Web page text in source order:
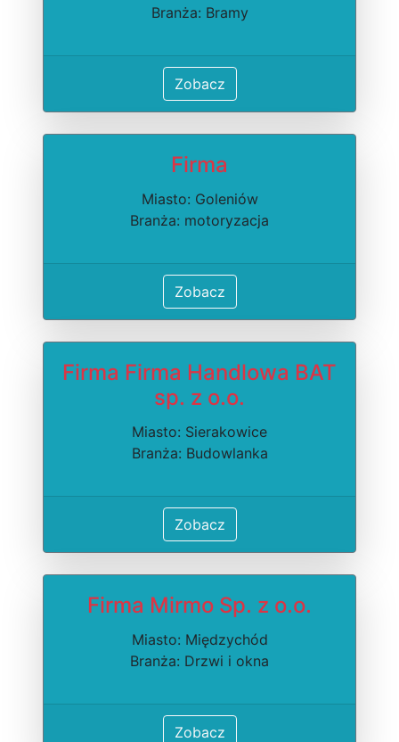
Branża: Bramy
Zobacz
Firma
Miasto: Goleniów
Branża: motoryzacja
Zobacz
Firma Firma Handlowa BAT
sp. z o.o.
Miasto: Sierakowice
Branża: Budowlanka
Zobacz
Firma Mirmo Sp. z o.o.
Miasto: Międzychód
Branża: Drzwi i okna
Zobacz